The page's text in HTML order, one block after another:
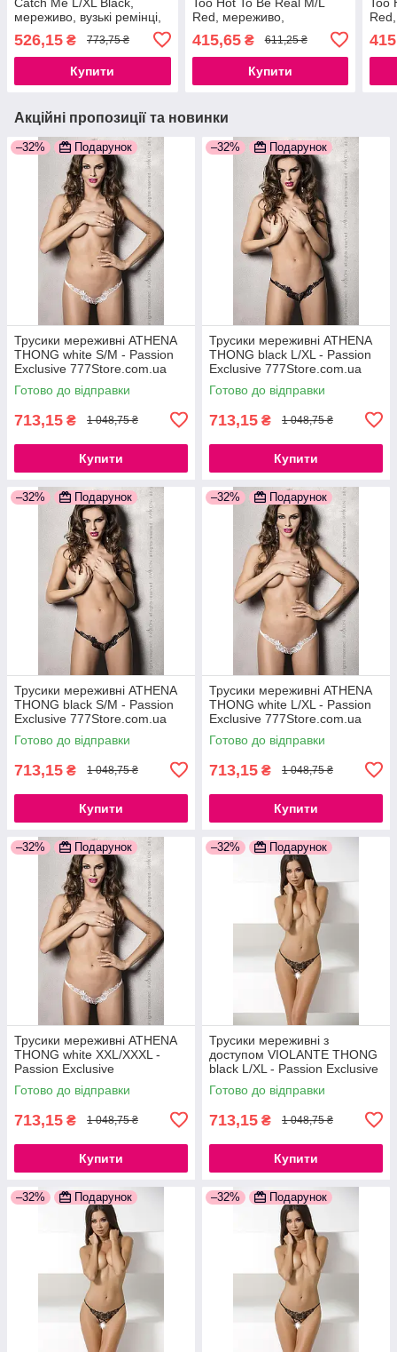
мереживо, вузькі ремінці,
вирізи на сідницях, бантик
526,15 ₴ 773,75 ₴
Купити
Red, мереживо,
777Store.com.ua
415,65₴ 611,25 ₴
Купити
Акційні пропозиції та новинки
–32% Подарунок
Трусики мереживні ATHENA
THONG white S/M - Passion
Exclusive 777Store.com.ua
Готово до відправки
713,15 ₴ 1 048,75 ₴
Купити
–32% Подарунок
Трусики мереживні ATHENA
THONG black L/XL - Passion
Exclusive 777Store.com.ua
Готово до відправки
713,15 ₴ 1 048,75 ₴
Купити
–32% Подарунок
Трусики мереживні ATHENA
THONG black S/M - Passion
Exclusive 777Store.com.ua
Готово до відправки
713,15 ₴ 1 048,75 ₴
Купити
–32% Подарунок
Трусики мереживні ATHENA
THONG white L/XL - Passion
Exclusive 777Store.com.ua
Готово до відправки
713,15 ₴ 1 048,75 ₴
Купити
–32% Подарунок
Трусики мереживні ATHENA
THONG white XXL/XXXL -
Passion Exclusive
777Store.com.ua
Готово до відправки
713,15 ₴ 1 048,75 ₴
Купити
–32% Подарунок
Трусики мереживні з
доступом VIOLANTE THONG
black L/XL - Passion Exclusive
777Store.com.ua
Готово до відправки
713,15 ₴ 1 048,75 ₴
Купити
–32% Подарунок –32% Подарунок